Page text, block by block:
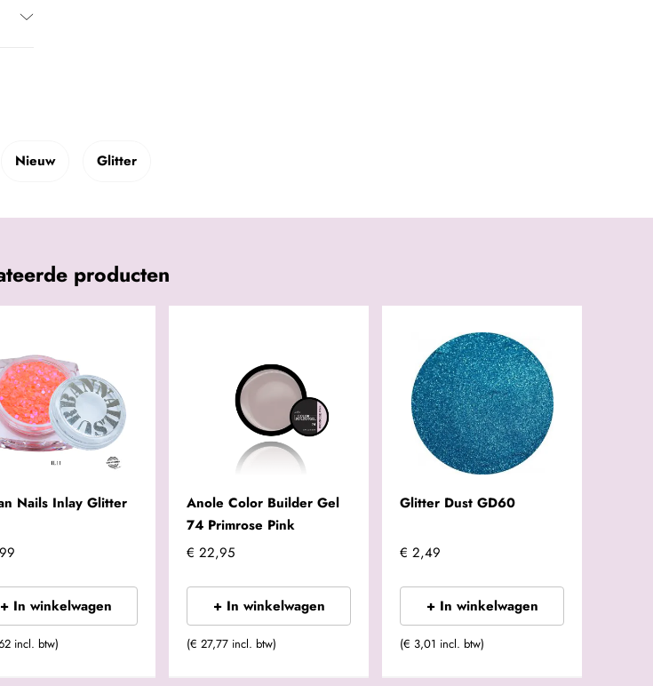
Nieuw Glitter
producten
Nails Inlay Glitter
+ In winkelwagen
incl. btw)
Anole Color Builder Gel
74 Primrose Pink
€ 22,95
+ In winkelwagen
(€ 27,77 incl. btw)
Glitter Dust GD60
€ 2,49
+ In winkelwagen
(€ 3,01 incl. btw)